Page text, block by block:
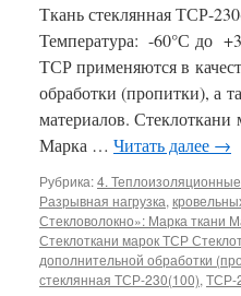
Ткань стеклянная ТСР-
Температура: -60°С до
ТСР применяются в
обработки (пропитки), а
материалов.
Марка … Читать далее →
Рубрика:4.
Разрывная нагрузка,
Стекловолокно»: Марка ткани
Стеклоткани марок ТСР
дополнительной обработки
стеклянная ТСР-230(100), ТСР-